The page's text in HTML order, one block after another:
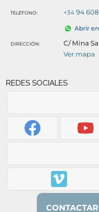
TELÉFONO: +3494
Abrir
DIRECCIÓN:
C/ Mina
Ver mapa
REDES SOCIALES
CONTACTAR